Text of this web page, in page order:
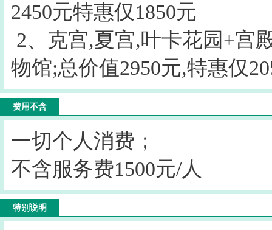
2450元特惠仅1850元
2、克宫,夏宫,叶卡花园+宫
物馆;总价值2950元,特惠仅
费用不含
一切个人消费；
不含服务费1500元/人
特别说明